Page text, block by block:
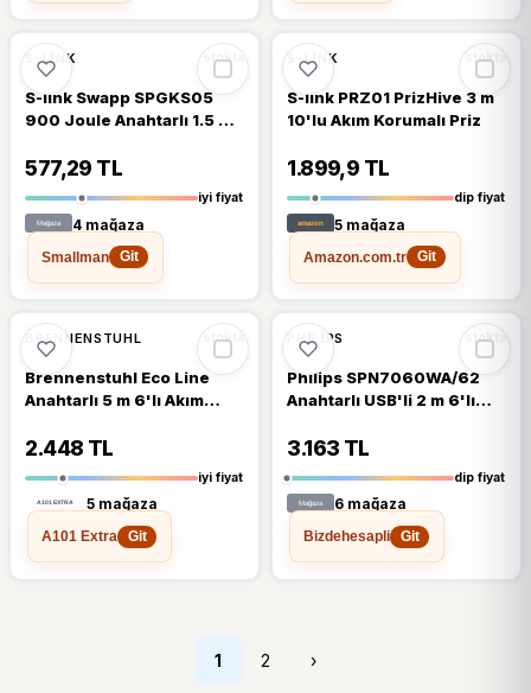
%19
S-LINK stokta
S-link Swapp SPGKS05
900 Joule Anahtarlı 1.5 m
577,29 TL
iyi fiyat
4 mağaza
Smallman
Git
%14
S-LINK stokta
S-link PRZ01 PrizHive 3 m
10'lu Akım Korumalı Priz
1.899,9 TL
dip fiyat
5 mağaza
Amazon.com.tr
Git
%13
BRENNENSTUHL stokta
Brennenstuhl Eco Line
Anahtarlı 5 m 6'lı Akım
2.448 TL
iyi fiyat
5 mağaza
A101 Extra
Git
%16
PHILIPS stokta
Philips SPN7060WA/62
Anahtarlı USB'li 2 m 6'lı
3.163 TL
dip fiyat
6 mağaza
Bizdehesapli
Git
1 2 ›